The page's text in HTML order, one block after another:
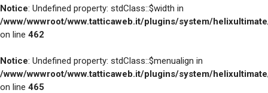
Notice: Undefined property: stdClass::$width in
/www/wwwroot/www.tatticaweb.it/plugins/system/
on line 462
Notice: Undefined property: stdClass::$menualign in
/www/wwwroot/www.tatticaweb.it/plugins/system/
on line 465